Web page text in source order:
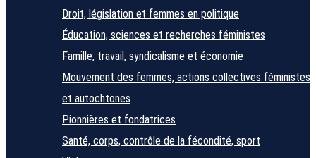
Droit, législation et femmes en politique
Éducation, sciences et recherches féministes
Famille, travail, syndicalisme et économie
Mouvement des femmes, actions collectives féministes
et autochtones
Pionnières et fondatrices
Santé, corps, contrôle de la fécondité, sport